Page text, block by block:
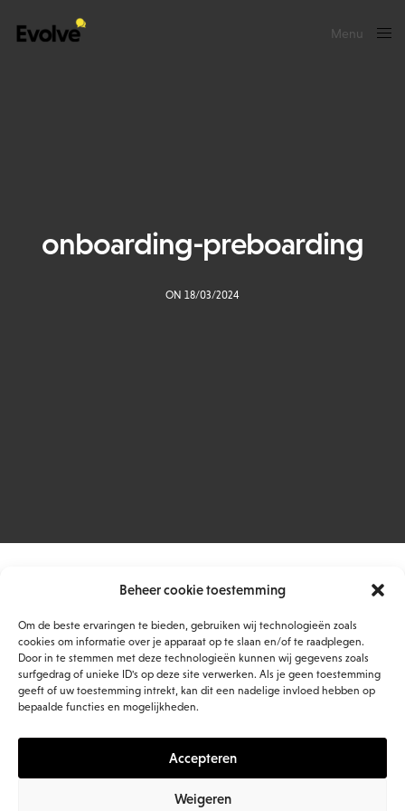
Beheer cookie toestemming
Om de beste ervaringen te bieden, gebruiken wij technologieën zoals
cookies om informatie over je apparaat op te slaan en/of te raadplegen.
Door in te stemmen met deze technologieën kunnen wij gegevens zoals
surfgedrag of unieke ID's op deze site verwerken. Als je geen toestemming
geeft of uw toestemming intrekt, kan dit een nadelige invloed hebben op
bepaalde functies en mogelijkheden.
Accepteren
Weigeren
Menu
onboarding-preboarding
ON 18/03/2024